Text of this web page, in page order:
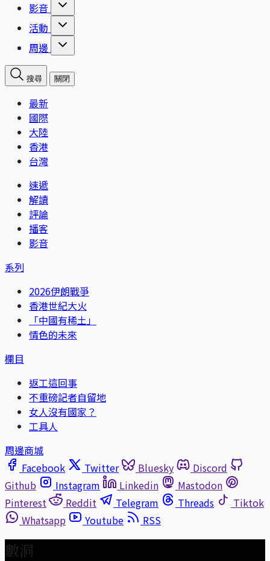
影音
活動
周邊
搜尋 關閉
最新
國際
大陸
香港
台灣
速遞
解讀
評論
播客
影音
系列
2026伊朗戰爭
香港世紀大火
「中國有稀土」
情色的未來
欄目
返工這回事
不重磅記者自留地
女人沒有國家？
工具人
周邊商城
Facebook
Twitter Bluesky
Discord
Github
Instagram Linkedin
Mastodon
Pinterest
Reddit Telegram Threads
Tiktok
Whatsapp
Youtube RSS
數洞